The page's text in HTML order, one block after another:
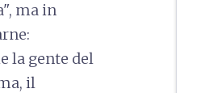
ma in
la gente del
il